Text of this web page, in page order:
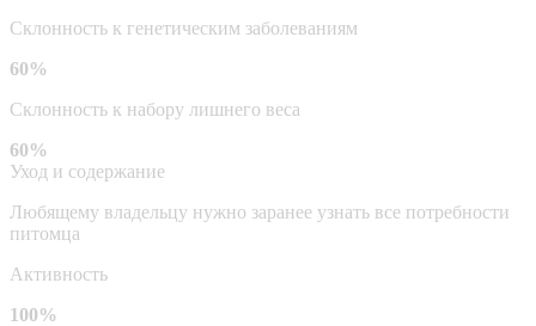
Склонность к генетическим заболеваниям
60%
Склонность к набору лишнего веса
60%
Уход и содержание
Любящему владельцу нужно заранее узнать все потребности
питомца
Активность
100%